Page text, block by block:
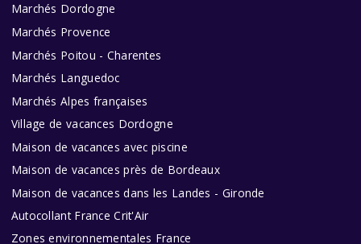
Marchés Dordogne
Marchés Provence
Marchés Poitou - Charentes
Marchés Languedoc
Marchés Alpes françaises
Village de vacances Dordogne
Maison de vacances avec piscine
Maison de vacances près de Bordeaux
Maison de vacances dans les Landes - Gironde
Autocollant France Crit'Air
Zones environnementales France